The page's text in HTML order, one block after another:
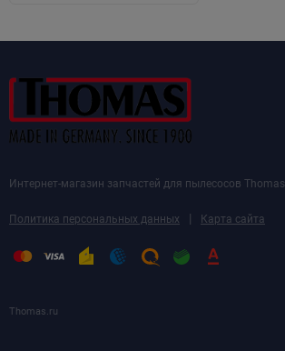
Интернет-магазин запчастей для пылесосов Thomas
Политика персональных данных | Карта сайта
Thomas.ru